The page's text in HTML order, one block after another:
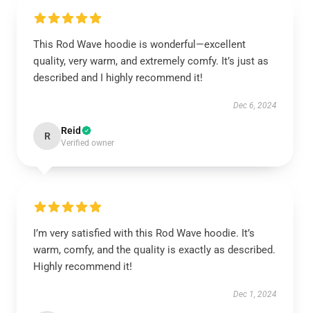
This Rod Wave hoodie is wonderful—excellent
quality, very warm, and extremely comfy. It’s just as
described and I highly recommend it!
Dec 6, 2024
R Reid
Verified owner
I’m very satisfied with this Rod Wave hoodie. It’s
warm, comfy, and the quality is exactly as described.
Highly recommend it!
Dec 1, 2024